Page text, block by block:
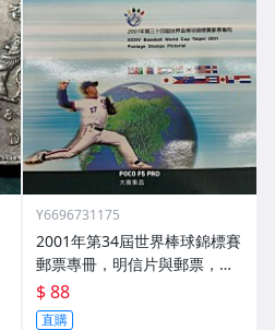
Y6696731175
2001年第34屆世界棒球錦標賽
郵票專冊，明信片與郵票，品
相如圖請仔細檢視後再下標，
完美主義者勿下標(大雅集品)
$ 88
直購